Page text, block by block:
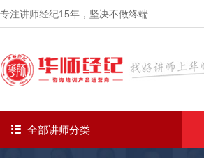
专注讲师经纪15年 ，坚决不做终端
全部讲师分类